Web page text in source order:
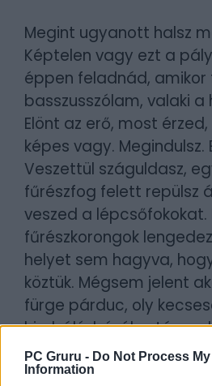
PC Gruru - Do Not Process
Information
Megint ugyanott halsz
Képtelen vagy ezt a
éppen feladnád,
basszusszólam, valaki a
Elönt az erő, most
képes vagy. Megindulsz.
Veszettül száguldasz,
fűrészfog felett repülsz
veszed a
fűrészkorongok
helyet sem hagyva,
köztük. Mégsem jelent
fürge párduc, oly
himbálódzó, éles
savtócsa: nem lehet
ugrással libbensz tova